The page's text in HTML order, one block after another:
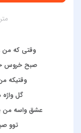
وقتی که من
صبح خروس
وقتیکه
گل واژه
عشق واسه من
توو